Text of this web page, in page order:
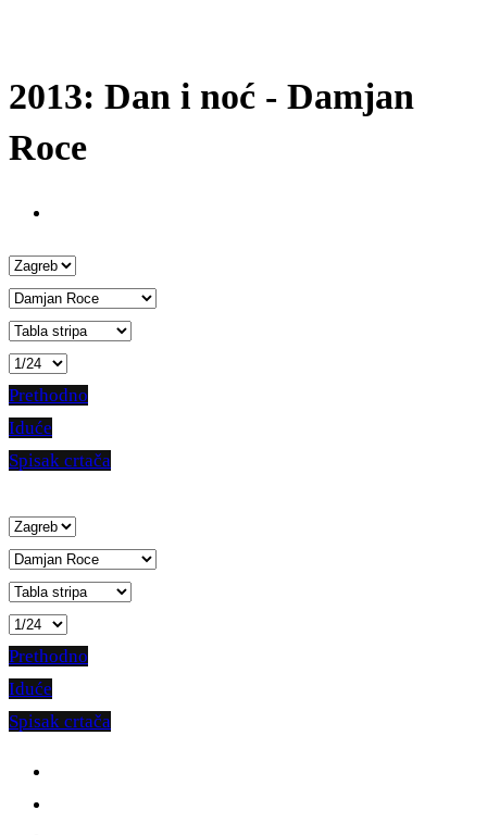
2013: Dan i noć - Damjan
Roce
Prethodno
Iduće
Spisak crtača
Prethodno
Iduće
Spisak crtača